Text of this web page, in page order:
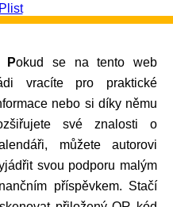
Pokud se na tento web
vracíte pro praktické
nebo si díky němu
své znalosti o
můžete autorovi
svou podporu malým
příspěvkem. Stačí